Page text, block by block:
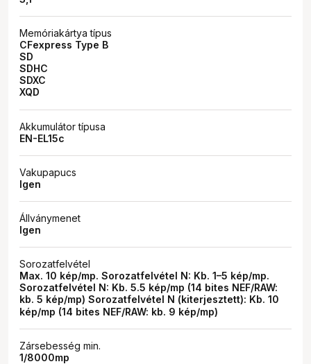
Memóriakártya típus
CFexpress Type B
SD
SDHC
SDXC
XQD
Akkumulátor típusa
EN-EL15c
Vakupapucs
Igen
Állványmenet
Igen
Sorozatfelvétel
Max. 10 kép/mp. Sorozatfelvétel N: Kb. 1–5 kép/mp.
Sorozatfelvétel N: Kb. 5.5 kép/mp (14 bites NEF/RAW:
kb. 5 kép/mp) Sorozatfelvétel N (kiterjesztett): Kb. 10
kép/mp (14 bites NEF/RAW: kb. 9 kép/mp)
Zársebesség min.
1/8000mp